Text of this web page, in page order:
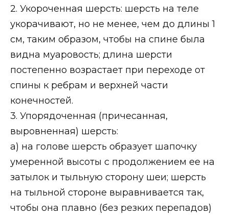
2. Укороченная шерсть: шерсть на теле
укорачивают, но не менее, чем до длины 1
см, таким образом, чтобы на спине была
видна муаровость; длина шерсти
постепенно возрастает при переходе от
спины к ребрам и верхней части
конечностей.
3. Упорядоченная (причесанная,
выровненная) шерсть:
а) на голове шерсть образует шапочку
умеренной высоты с продолжением ее на
затылок и тыльную сторону шеи; шерсть
на тыльной стороне выравнивается так,
чтобы она плавно (без резких перепадов)